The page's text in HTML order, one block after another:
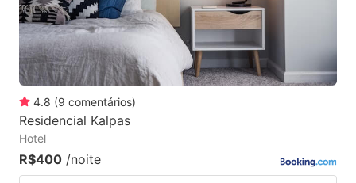
4.8 (9 comentários)
Residencial Kalpas
Hotel
R$400 /noite